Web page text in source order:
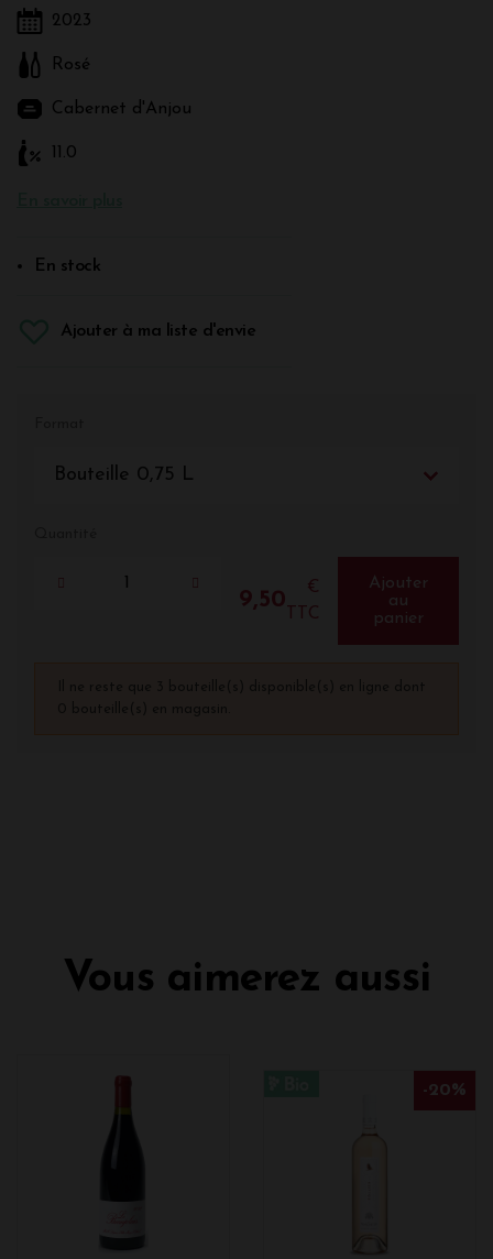
2023
Rosé
Cabernet d'Anjou
11.0
En stock
Ajouter à ma liste d'envie
Bouteille 0,75 L
9,50
€
TTC
Ajouter
au
panier
Vous aimerez aussi
-20%